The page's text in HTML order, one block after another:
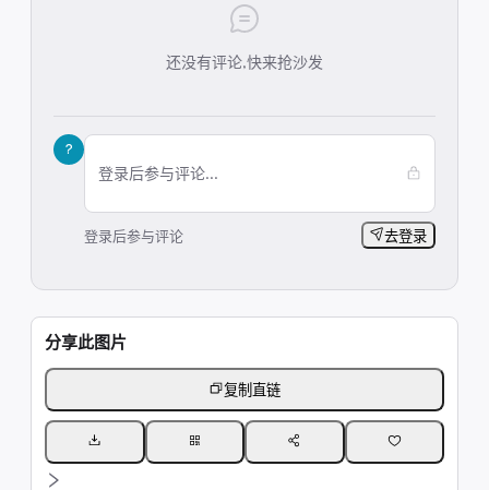
还没有评论,快来抢沙发
?
登录后参与评论...
登录后参与评论 去登录
分享此图片
复制直链